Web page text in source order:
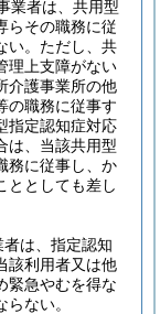
業者は、共用型
らその職務に従
。 ただし、共
理上支障がない
介護事業所の他
の職務に従事す
指定認知症対応
は、当該共用型
務に従事し、か
ととしても差し
は、指定認知
該利用者又は他
緊急やむを得な
ない。